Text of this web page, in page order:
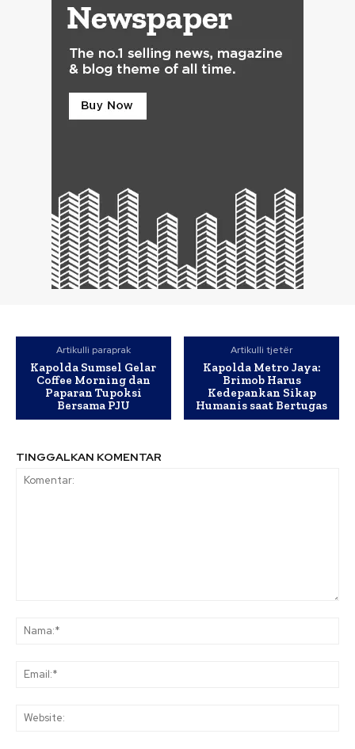
Artikulli paraprak
Kapolda Sumsel Gelar
Coffee Morning dan
Paparan Tupoksi
Bersama PJU
Artikulli tjetër
Kapolda Metro Jaya:
Brimob Harus
Kedepankan Sikap
Humanis saat Bertugas
TINGGALKAN KOMENTAR